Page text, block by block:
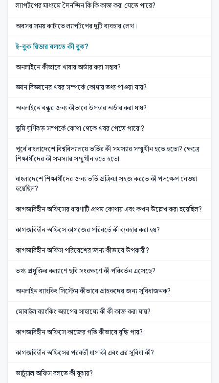
ল্যাপটপের মাধ্যমে দৈনন্দিন কি কি কাজ করা যেতে পারে?
অবসর সময় কাটাতে ল্যাপটপের দুটি ব্যবহার লেখ।
ই-বুক রিডার বলতে কী বুঝ?
অনলাইনে কীভাবে খাবার অর্ডার করা সম্ভব?
জ্ঞান বিজ্ঞানের খবর সম্পর্কে কোথায় তথ্য পাওয়া যায়?
অনলাইনে বন্ধুর জন্য কীভাবে উপহার অর্ডার করা যায়?
তুমি ঘূর্ণিঝড় সম্পর্কে কোথা থেকে খবর পেতে পারো?
পূর্বে বাংলাদেশে বিশ্ববিদ্যালয়ে ভর্তির কী সমস্যার সম্মুখীন হতে হতো? ক্ষেত্রে
শিক্ষার্থীদের কী সমস্যার সম্মুখীন হতে হতো
বাংলাদেশে শিক্ষার্থীদের জন্য ভর্তি প্রক্রিয়া সহজ করতে কী পদক্ষেপ নেওয়া
হয়েছিল?
কাগজবিহীন অফিসের ধারণাটি প্রথম কোথায় এবং কখন উল্লেখ করা হয়েছিল?
কাগজবিহীন অফিসে কাগজের পরিবর্তে কী ব্যবহার করা হয়?
কাগজবিহীন অফিস পরিবেশের জন্য কীভাবে উপকারী?
তথ্য প্রযুক্তির কল্যাণে ছবি সংরক্ষণে কী পরিবর্তন এসেছে?
অনলাইন ব্যাংকিং সিস্টেম কীভাবে গ্রাহকদের জন্য সুবিধাজনক?
মোবাইল ব্যাংকিং অ্যাপের সাহায্যে কী কী কাজ করা যায়?
কাগজবিহীন অফিসে কাজের গতি কীভাবে বৃদ্ধি পায়?
কাগজবিহীন অফিসের পরবর্তী ধাপ কী এবং এর সুবিধা কী?
ভার্চুয়াল অফিস বলতে কী বুঝায়?